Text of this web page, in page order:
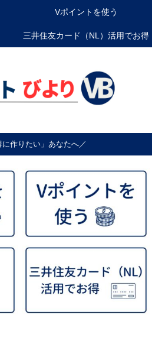
Vポイントを使う
三井住友カード（NL）活用でお得
作りたい」あなたへ／